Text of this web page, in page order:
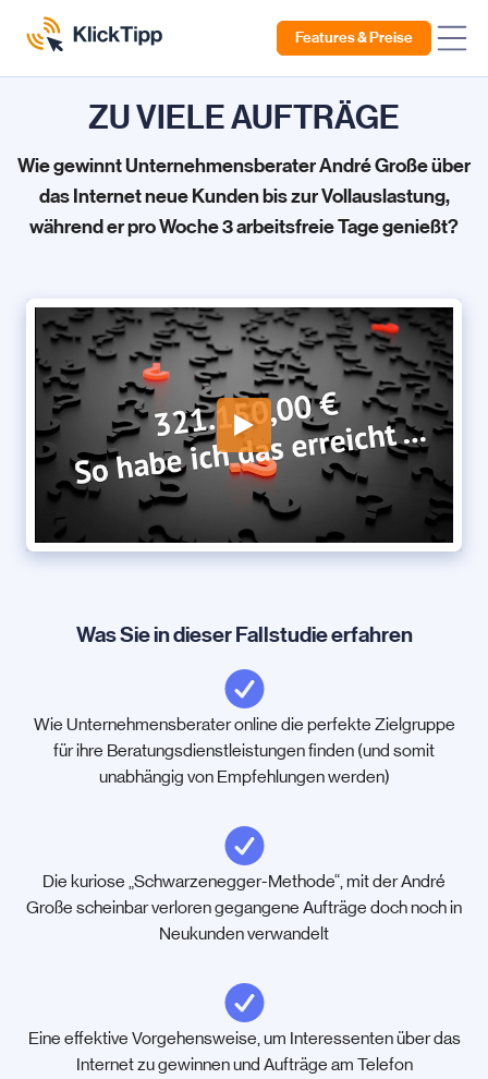
Features & Preise
ZU VIELE AUFTRÄGE
Wie gewinnt Unternehmensberater André Große über
das Internet neue Kunden bis zur Vollauslastung,
während er pro Woche 3 arbeitsfreie Tage genießt?
Was Sie in dieser Fallstudie erfahren
Wie Unternehmensberater online die perfekte Zielgruppe
für ihre Beratungsdienstleistungen finden (und somit
unabhängig von Empfehlungen werden)
Die kuriose „Schwarzenegger-Methode“, mit der André
Große scheinbar verloren gegangene Aufträge doch noch in
Neukunden verwandelt
Eine effektive Vorgehensweise, um Interessenten über das
Internet zu gewinnen und Aufträge am Telefon